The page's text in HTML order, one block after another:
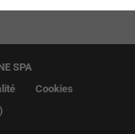
SPA
Cookies